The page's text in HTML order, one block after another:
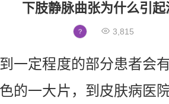
下肢静脉曲张为什么引起
3,815
一定程度的部分患者会
的一大片，到皮肤病医